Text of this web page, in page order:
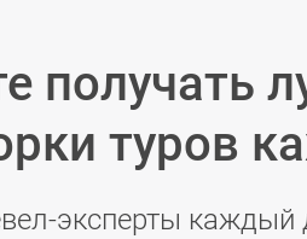
получать
туров
эксперты каждый